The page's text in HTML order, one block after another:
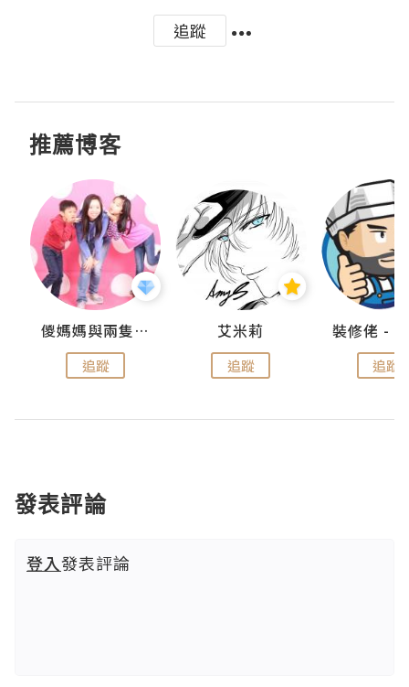
追蹤
推薦博客
儍媽媽與兩隻小魔怪之家
追蹤
艾米莉
追蹤 追蹤
發表評論
登入發表評論